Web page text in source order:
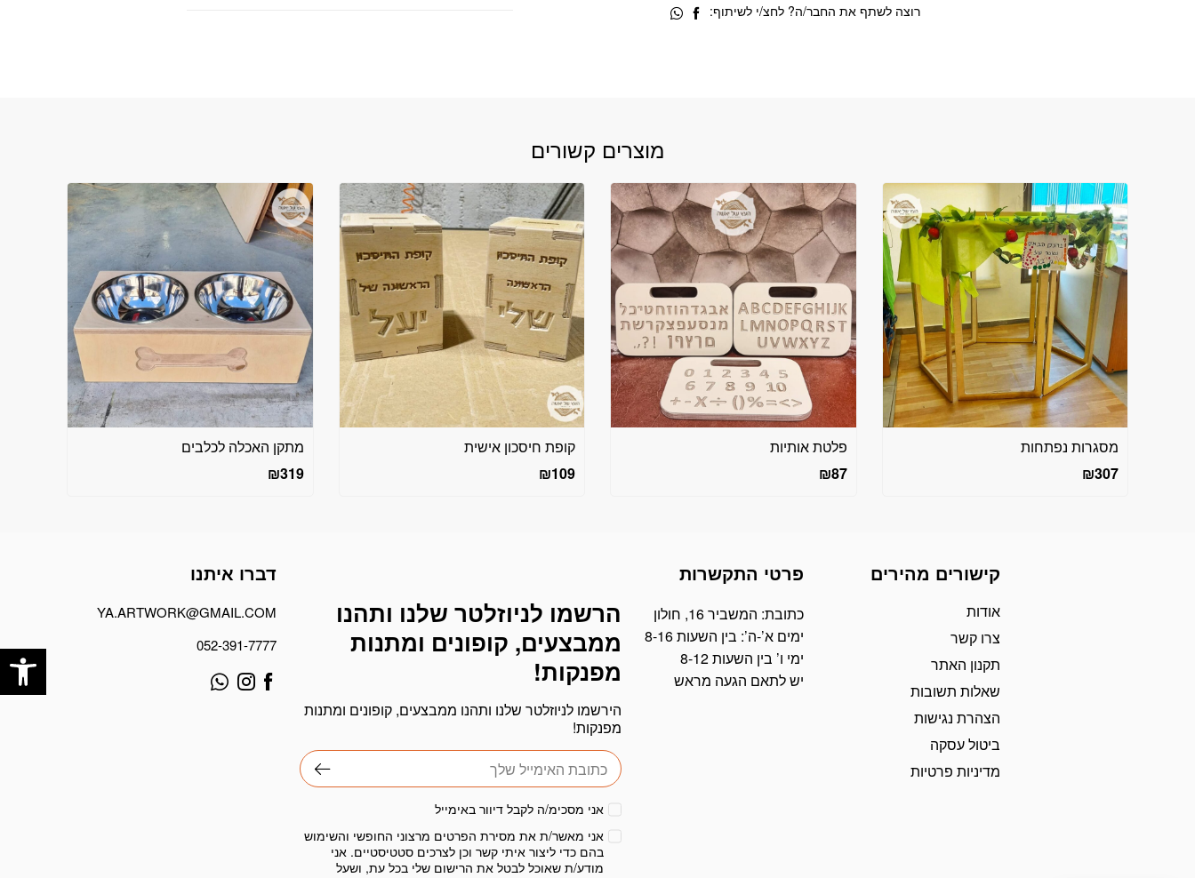
רוצה לשתף את החבר/ה? לחצ/י לשיתוף:
מוצרים קשורים
מסגרות נפתחות
₪307
פלטת אותיות
₪87
קופת חיסכון אישית
₪109
מתקן האכלה לכלבים
₪319
קישורים מהירים
אודות
צרו קשר
תקנון האתר
שאלות תשובות
הצהרת נגישות
ביטול עסקה
מדיניות פרטיות
פרטי התקשרות
כתובת: המשביר 16, חולון
ימים א’-ה’: בין השעות 8-16
ימי ו’ בין השעות 8-12
יש לתאם הגעה מראש
דברו איתנו
YA.ARTWORK@GMAIL.COM
052-391-7777
הרשמו לניוזלטר שלנו ותהנו
ממבצעים, קופונים ומתנות
מפנקות!
הירשמו לניוזלטר שלנו ותהנו ממבצעים, קופונים ומתנות
מפנקות!
דוא׳׳ל
אני מסכימ/ה לקבל דיוור באימייל
אני מאשר/ת את מסירת הפרטים מרצוני החופשי והשימוש
בהם כדי ליצור איתי קשר וכן לצרכים סטטיסטיים. אני
מודע/ת שאוכל לבטל את הרישום שלי בכל עת, ושעל